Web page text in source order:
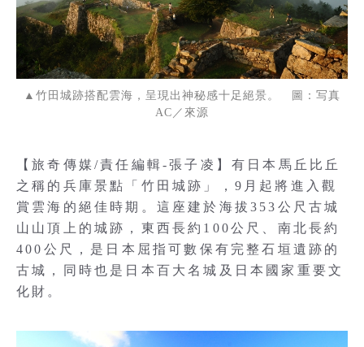
▲竹田城跡搭配雲海，呈現出神秘感十足絕景。 圖：写真
AC／來源
【旅奇傳媒/責任編輯-張子凌】有日本馬丘比丘
之稱的兵庫景點「竹田城跡」，9月起將進入觀
賞雲海的絕佳時期。這座建於海拔353公尺古城
山山頂上的城跡，東西長約100公尺、南北長約
400公尺，是日本屈指可數保有完整石垣遺跡的
古城，同時也是日本百大名城及日本國家重要文
化財。